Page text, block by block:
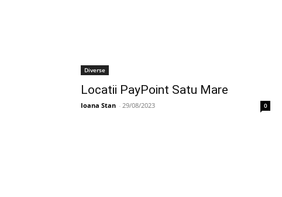
Diverse
Locatii PayPoint Satu Mare
Ioana Stan - 29/08/2023 0